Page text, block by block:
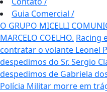
Guia Comercial /
O GRUPO MICELLI
MARCELO COELHO. Racing
contratar o volante Leonel
despedimos do Sr. Sergio
despedimos de Gabriela
Polícia Militar morre em